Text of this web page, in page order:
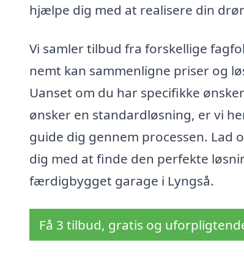
hjælpe dig med at realisere din
Vi samler tilbud fra forskellige
nemt kan sammenligne priser og
Uanset om du har specifikke
ønsker en standardløsning, er vi
guide dig gennem processen. Lad
dig med at finde den perfekte
færdigbygget garage i Lyngså.
Få 3 tilbud, gratis og